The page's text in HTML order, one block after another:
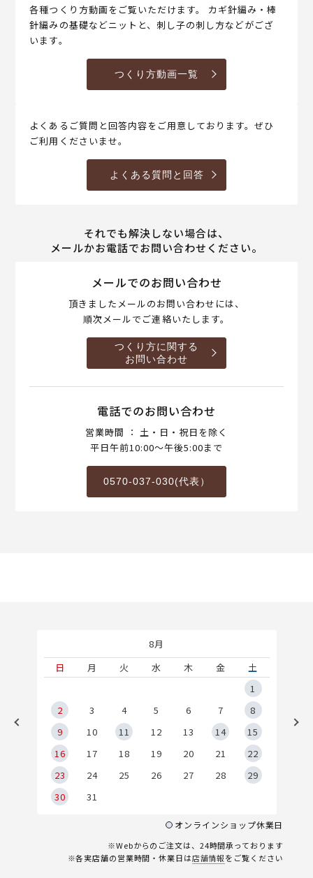
各種つくり方動画をご覧いただけます。 カギ針編み・棒
針編みの基礎などニットと、刺し子の刺し方などがござ
います。
つくり方動画一覧
よくあるご質問と回答内容をご用意しております。ぜひ
ご利用くださいませ。
よくある質問と回答
それでも解決しない場合は、
メールかお電話でお問い合わせください。
メールでのお問い合わせ
頂きましたメールのお問い合わせには、
順次メールでご連絡いたします。
つくり方に関する
お問い合わせ
電話でのお問い合わせ
営業時間 ： 土・日・祝日を除く
平日午前10:00～午後5:00まで
0570-037-030(代表）
8月
日
月 火 水 木 金
土
1
2
3 4 5 6 7
8
9
10 11 12 13 14
15
16
17 18 19 20 21
22
23
24 25 26 27 28
29
30
31
オンラインショップ休業日
※Webからのご注文は、24時間承っております
※各実店舗の営業時間・休業日は店舗情報をご覧ください